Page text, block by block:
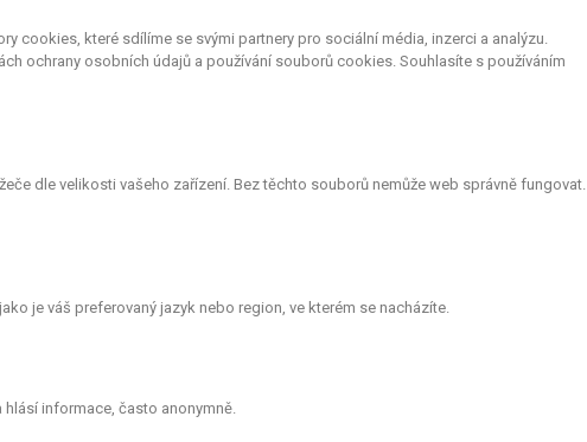
cookies, které sdílíme se svými partnery pro sociální média, inzerci a analýzu.
ochrany osobních údajů a používání souborů cookies. Souhlasíte s používáním
dle velikosti vašeho zařízení. Bez těchto souborů nemůže web správně fungovat.
je váš preferovaný jazyk nebo region, ve kterém se nacházíte.
informace, často anonymně.